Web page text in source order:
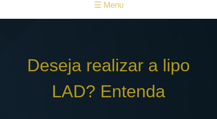
☰ Menu
Abdominoplastia
Deseja realizar a lipo
LAD? Entenda